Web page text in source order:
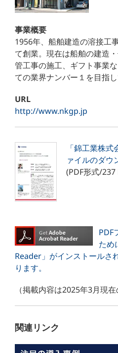
事業概要
1956年、船舶建造の溶接工
て創業。現在は船舶の建造
管工事の施工、ギフト事業
ての業界ナンバー１を目指
URL
http://www.nkgp.jp
「錦工業株
ァイルのダウ
(PDF形式/237
PDF
ため
Reader」がインストールさ
ります。
（掲載内容は2025年3月現在
関連リンク